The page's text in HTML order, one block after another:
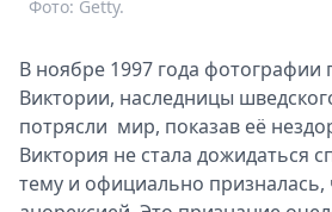
Фото: Getty.
В ноябре 1997 года фотографии
Виктории, наследницы
потрясли мир, показав её
Виктория не стала дожидаться
тему и официально призналась,